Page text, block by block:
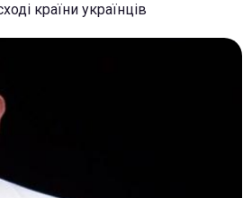
країни українців